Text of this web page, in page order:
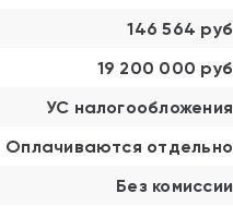
146 564 руб
19 200 000 руб
УС налогообложения
Оплачиваются отдельно
Без комиссии